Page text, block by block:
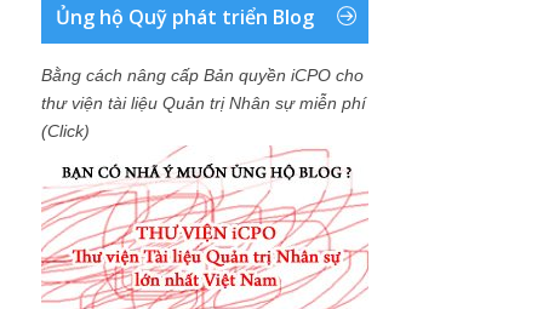
Ủng hộ Quỹ phát triển Blog
Bằng cách nâng cấp Bản quyền iCPO cho
thư viện tài liệu Quản trị Nhân sự miễn phí
(Click)